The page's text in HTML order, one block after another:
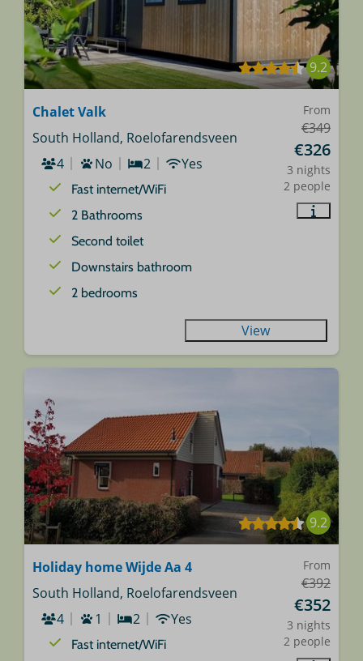
9.2
From
€349
€326
3 nights
2 people
Chalet Valk
South Holland, Roelofarendsveen
4
No 2 Yes
Fast internet/WiFi
2 Bathrooms
Second toilet
Downstairs bathroom
2 bedrooms
View
9.2
From
€392
€352
3 nights
2 people
Holiday home Wijde Aa 4
South Holland, Roelofarendsveen
4
1 2 Yes
Fast internet/WiFi